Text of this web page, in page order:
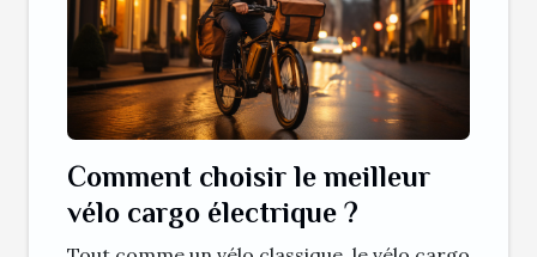
Comment choisir le meilleur
vélo cargo électrique ?